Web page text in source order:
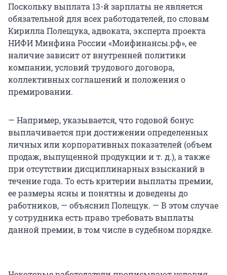
Поскольку выплата 13-й зарплаты не является
обязательной для всех работодателей, по словам
Кирилла Полещука, адвоката, эксперта проекта
НИФИ Минфина России «Моифинансы.рф», ее
наличие зависит от внутренней политики
компании, условий трудового договора,
коллективных соглашений и положения о
премировании.
— Например, указывается, что годовой бонус
выплачивается при достижении определенных
личных или корпоративных показателей (объем
продаж, выпущенной продукции и т. д.), а также
при отсутствии дисциплинарных взысканий в
течение года. То есть критерии выплаты премии,
ее размеры ясны и понятны и доведены до
работников, — объяснил Полещук. — В этом случае
у сотрудника есть право требовать выплаты
данной премии, в том числе в судебном порядке.